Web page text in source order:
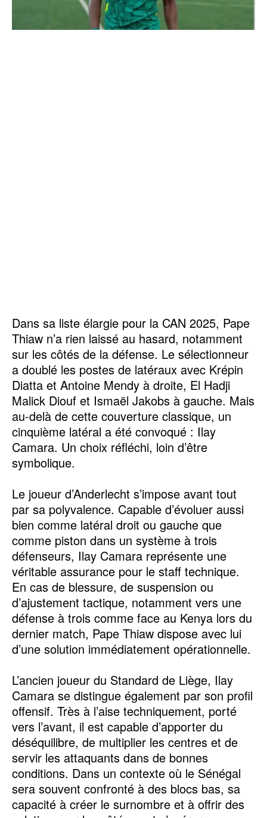
Dans sa liste élargie pour la CAN 2025, Pape
Thiaw n’a rien laissé au hasard, notamment
sur les côtés de la défense. Le sélectionneur
a doublé les postes de latéraux avec Krépin
Diatta et Antoine Mendy à droite, El Hadji
Malick Diouf et Ismaël Jakobs à gauche. Mais
au-delà de cette couverture classique, un
cinquième latéral a été convoqué : Ilay
Camara. Un choix réfléchi, loin d’être
symbolique.
Le joueur d’Anderlecht s’impose avant tout
par sa polyvalence. Capable d’évoluer aussi
bien comme latéral droit ou gauche que
comme piston dans un système à trois
défenseurs, Ilay Camara représente une
véritable assurance pour le staff technique.
En cas de blessure, de suspension ou
d’ajustement tactique, notamment vers une
défense à trois comme face au Kenya lors du
dernier match, Pape Thiaw dispose avec lui
d’une solution immédiatement opérationnelle.
L’ancien joueur du Standard de Liège, Ilay
Camara se distingue également par son profil
offensif. Très à l’aise techniquement, porté
vers l’avant, il est capable d’apporter du
déséquilibre, de multiplier les centres et de
servir les attaquants dans de bonnes
conditions. Dans un contexte où le Sénégal
sera souvent confronté à des blocs bas, sa
capacité à créer le surnombre et à offrir des